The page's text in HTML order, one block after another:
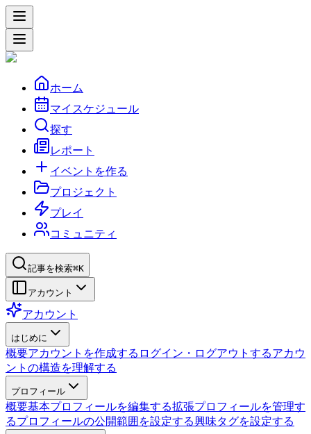
ホーム
マイスケジュール
探す
レポート
イベントを作る
プロジェクト
プレイ
コミュニティ
記事を検索⌘K
アカウント
アカウント
はじめに
概要アカウントを作成する ログイン・ログアウトするアカウ
ントの構造を理解する
プロフィール
概要基本プロフィールを編集する拡張プロフィールを管理す
るプロフィールの公開範囲を設定する興味タグを設定する